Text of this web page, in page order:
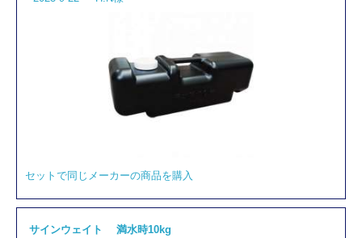
セットで同じメーカーの商品を購入
サインウェイト 満水時10kg